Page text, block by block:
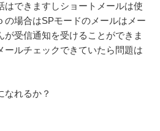
はできますしショートメールは使
の場合はSPモードのメールはメー
が受信通知を受けることができま
ールチェックできていたら問題は
なれるか？